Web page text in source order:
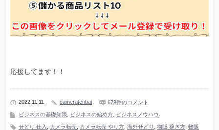
応援してます！！
2022 11.11 cameratenbai 679件のコメント
ビジネスの基礎知識 ビジネスの始め方 ビジネスノウハウ
せどり 仕入 カメラ転売 カメラ転売 やり方 海外せどり 物販 稼ぎ方 物販